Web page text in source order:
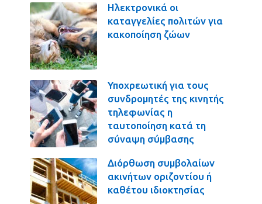
Ηλεκτρονικά οι
καταγγελίες πολιτών για
κακοποίηση ζώων
Υποχρεωτική για τους
συνδρομητές της κινητής
τηλεφωνίας η
ταυτοποίηση κατά τη
σύναψη σύμβασης
Διόρθωση συμβολαίων
ακινήτων οριζοντίου ή
καθέτου ιδιοκτησίας